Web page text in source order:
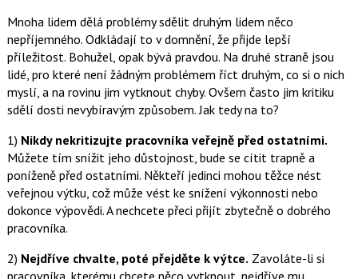
Mnoha lidem dělá problémy sdělit druhým lidem něco
nepříjemného. Odkládají to v domnění, že přijde lepší
příležitost. Bohužel, opak bývá pravdou. Na druhé straně jsou
lidé, pro které není žádným problémem říct druhým, co si o nich
myslí, a na rovinu jim vytknout chyby. Ovšem často jim kritiku
sdělí dosti nevybíravým způsobem. Jak tedy na to?
1) Nikdy nekritizujte pracovníka veřejně před ostatními.
Můžete tím snížit jeho důstojnost, bude se cítit trapně a
poníženě před ostatními. Někteří jedinci mohou těžce nést
veřejnou výtku, což může vést ke snížení výkonnosti nebo
dokonce výpovědi. A nechcete přeci přijít zbytečně o dobrého
pracovníka.
2) Nejdříve chvalte, poté přejděte k výtce. Zavoláte-li si